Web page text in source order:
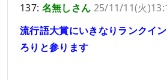
137: 名無しさん 25/11/11(火
流行語大賞にいきなりランクイ
ろりと参ります